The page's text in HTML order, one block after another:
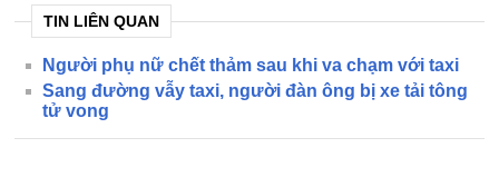
TIN LIÊN QUAN
Người phụ nữ chết thảm sau khi va chạm với taxi
Sang đường vẫy taxi, người đàn ông bị xe tải tông
tử vong